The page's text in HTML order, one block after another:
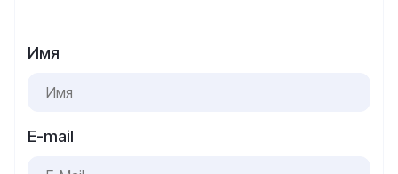
Имя
E-mail